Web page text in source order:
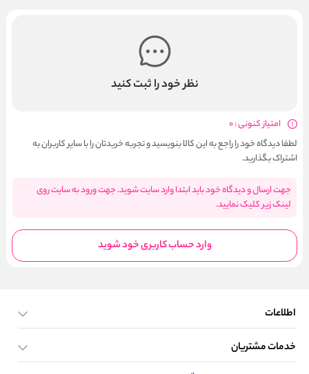
نظر خود را ثبت کنید
امتیاز کنونی : 0
لطفا دیدگاه خود را راجع به این کالا بنویسید و تجربه خریدتان را با سایر کاربران به
اشتراک بگذارید.
جهت ارسال و دیدگاه خود باید ابتدا وارد سایت شوید. جهت ورود به سایت روی
لینک زیر کلیک نمایید.
وارد حساب کاربری خود شوید
اطلاعات
صفحه اصلی
خدمات مشتریان